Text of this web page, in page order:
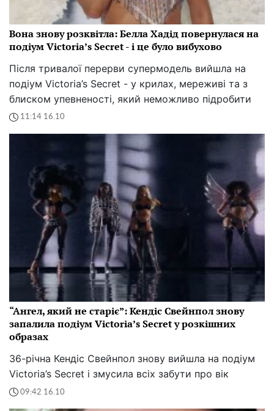
Вона знову розквітла: Белла Хадід повернулася на
подіум Victoria’s Secret - і це було вибухово
Після тривалої перерви супермодель вийшла на
подіум Victoria’s Secret - у крилах, мереживі та з
блиском упевненості, який неможливо підробити
11:14 16.10
“Ангел, який не старіє”: Кендіс Свейнпол знову
запалила подіум Victoria’s Secret у розкішних
образах
36-річна Кендіс Свейнпол знову вийшла на подіум
Victoria’s Secret і змусила всіх забути про вік
09:42 16.10